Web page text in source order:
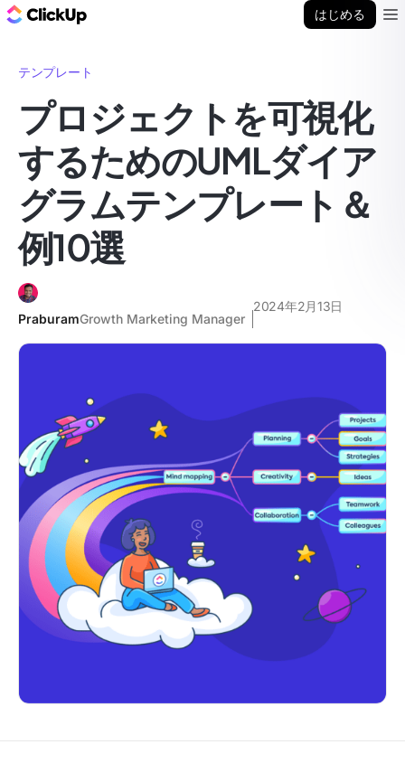
はじめる
テンプレート
プロジェクトを可視化
するためのUMLダイア
グラムテンプレート＆
例10選
PraburamGrowth Marketing Manager
2024年2月13日